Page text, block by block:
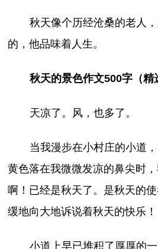
秋天像个历经沧桑的老人
的，他品味着人生。
秋天的景色作文500字（精
天凉了。风，也多了。
当我漫步在小村庄的小道
黄色落在我微微发凉的鼻尖时
啊！已经是秋天了。是秋天的
缓地向大地诉说着秋天的快乐！
小道上早已堆积了厚厚的